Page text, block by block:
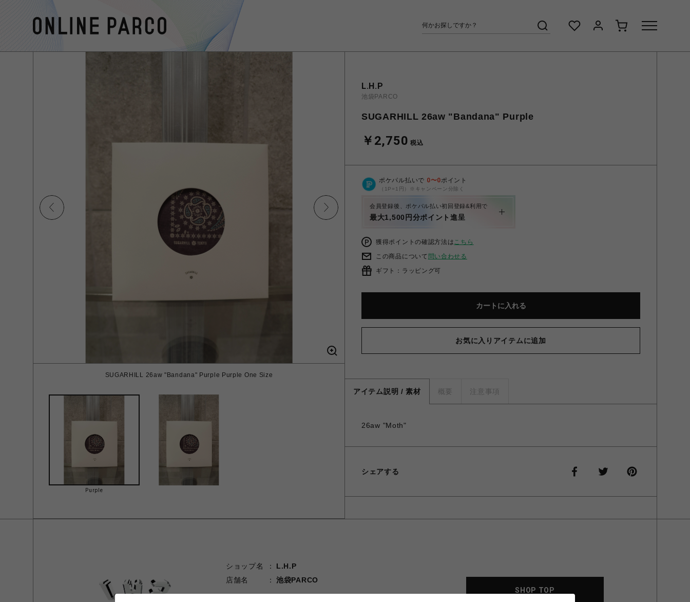
SUGARHILL 26aw "Bandana" Purple Purple One Size
Purple
L.H.P
池袋PARCO
SUGARHILL 26aw "Bandana" Purple
￥2,750 税込
ポケパル払いで 0〜0ポイント
（1P=1円）※キャンペーン分除く
会員登録後、ポケパル払い初回登録&利用で
最大1,500円分ポイント進呈
獲得ポイントの確認方法はこちら
この商品について 問い合わせる
ギフト：ラッピング可
カートに入れる
お気に入りアイテムに追加
アイテム説明 / 素材 概要 注意事項
26aw "Moth"
シェアする
ショップ名
L.H.P
店舗名
池袋PARCO
SHOP TOP